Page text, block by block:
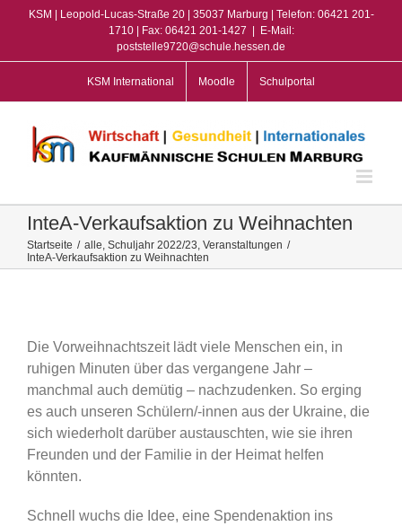
KSM | Leopold-Lucas-Straße 20 | 35037 Marburg | Telefon: 06421 201-
1710 | Fax: 06421 201-1427
E-Mail:
poststelle9720@schule.hessen.de
KSM International Moodle Schulportal
InteA-Verkaufsaktion zu Weihnachten
Startseite / alle, Schuljahr 2022/23, Veranstaltungen /
InteA-Verkaufsaktion zu Weihnachten
Die Vorweihnachtszeit lädt viele Menschen ein, in
ruhigen Minuten über das vergangene Jahr –
manchmal auch demütig – nachzudenken. So erging
es auch unseren Schülern/-innen aus der Ukraine, die
sich wiederholt darüber austauschten, wie sie ihren
Freunden und der Familie in der Heimat helfen
könnten.
Schnell wuchs die Idee, eine Spendenaktion ins